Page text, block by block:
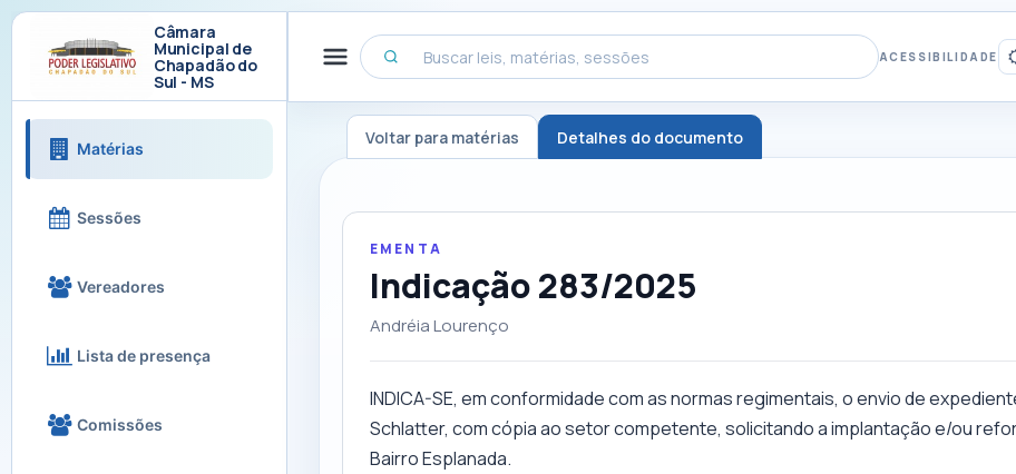
Câmara
Municipal de
Chapadão do
Sul - MS
Matérias
Sessões
Vereadores
Lista de presença
Comissões
ACESSIBILIDADE
Voltar para matérias Detalhes do documento
EMENTA
Indicação 283/2025
Andréia Lourenço
INDICA-SE, em conformidade com as normas regimentais, o envio de
Schlatter, com cópia ao setor competente, solicitando a implantação e/ou
Bairro Esplanada.